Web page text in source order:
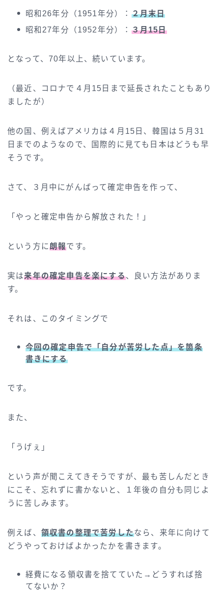
昭和26年分（1951年分）： ２月末日
昭和27年分（1952年分）： ３月15日
となって、70年以上、続いています。
（最近、コロナで４月15日まで延長されたこともあり
ましたが）
他の国、例えばアメリカは４月15日、韓国は５月31
日までのようなので、国際的に見ても日本はどうも早
そうです。
さて、３月中にがんばって確定申告を作って、
「やっと確定申告から解放された！」
という方に朗報です。
実は来年の確定申告を楽にする、良い方法がありま
す。
それは、このタイミングで
今回の確定申告で「自分が苦労した点」を箇条
書きにする
です。
また、
「うげぇ」
という声が聞こえてきそうですが、最も苦しんだとき
にこそ、忘れずに書かないと、１年後の自分も同じよ
うに苦しみます。
例えば、 領収書の整理で苦労したなら、来年に向けて
どうやっておけばよかったかを書きます。
経費になる領収書を捨てていた→どうすれば捨
てないか？